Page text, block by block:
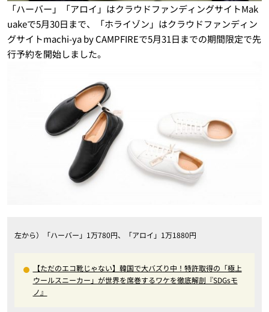
「ハーバー」「アロイ」はクラウドファンディングサイトMak
uakeで5月30日まで、「ホライゾン」はクラウドファンディン
グサイトmachi-ya by CAMPFIREで5月31日までの期間限定で先
行予約を開始しました。
左から）「ハーバー」1万780円、「アロイ」1万1880円
【ただのエコ靴じゃない】韓国で大バズり中！特許取得の「極上
ウールスニーカー」が世界を席巻するワケを徹底解剖『SDGsモ
ノ』